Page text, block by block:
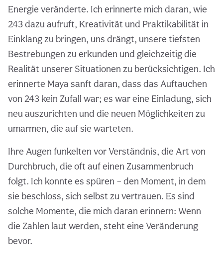
Energie veränderte. Ich erinnerte mich daran, wie
243 dazu aufruft, Kreativität und Praktikabilität in
Einklang zu bringen, uns drängt, unsere tiefsten
Bestrebungen zu erkunden und gleichzeitig die
Realität unserer Situationen zu berücksichtigen. Ich
erinnerte Maya sanft daran, dass das Auftauchen
von 243 kein Zufall war; es war eine Einladung, sich
neu auszurichten und die neuen Möglichkeiten zu
umarmen, die auf sie warteten.
Ihre Augen funkelten vor Verständnis, die Art von
Durchbruch, die oft auf einen Zusammenbruch
folgt. Ich konnte es spüren – den Moment, in dem
sie beschloss, sich selbst zu vertrauen. Es sind
solche Momente, die mich daran erinnern: Wenn
die Zahlen laut werden, steht eine Veränderung
bevor.